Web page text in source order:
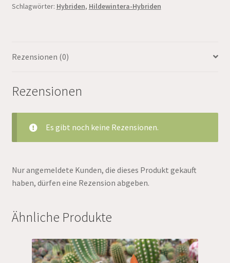
Schlagwörter: Hybriden, Hildewintera-Hybriden
Rezensionen (0)
Rezensionen
Es gibt noch keine Rezensionen.
Nur angemeldete Kunden, die dieses Produkt gekauft
haben, dürfen eine Rezension abgeben.
Ähnliche Produkte